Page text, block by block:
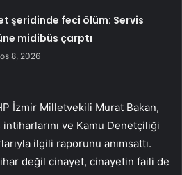
şeridinde feci ölüm: Servis
midibüs çarptı
8, 2026
İzmir Milletvekili Murat Bakan,
ve Kamu Denetçiliği
ilgili raporunu anımsattı.
değil cinayet, cinayetin faili de